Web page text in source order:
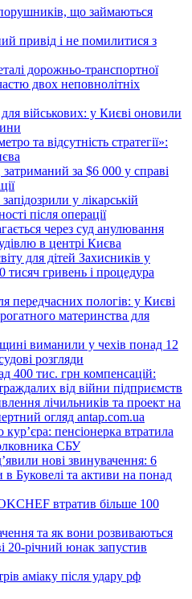
що займаються
привід і не помилитися з
дорожньо-транспортної
двох неповнолітніх
військових: у Києві оновили
та відсутність стратегії»:
за $6 000 у справі
у лікарській
після операції
через суд анулювання
в центрі Києва
для дітей Захисників у
гривень і процедура
передчасних пологів: у Києві
материнства для
виманили у чехів понад 12
розгляди
400 тис. грн компенсацій:
від війни підприємств
лічильників та проект на
огляд antap.com.ua
пенсіонерка втратила
СБУ
нові звинувачення: 6
Буковелі та активи на понад
втратив більше 100
та як вони розвиваються
20-річний юнак запустив
аміаку після удару рф